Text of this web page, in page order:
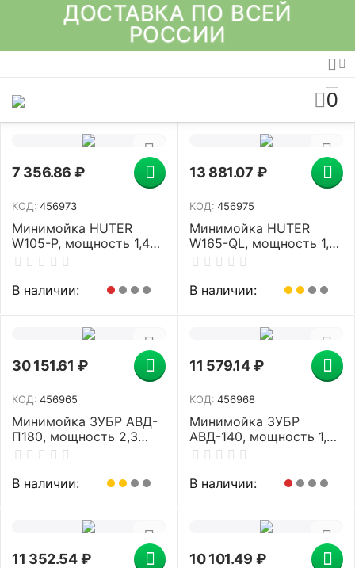
ДОСТАВКА ПО ВСЕЙ
РОССИИ
0
7 356.86 ₽
КОД: 456973
Минимойка HUTER
W105-Р, мощность 1,4
кВт, давление 105 бар,
В наличии:
13 881.07 ₽
КОД: 456975
Минимойка HUTER
W165-QL, мощность 1,9
кВт, давление 165 бар,
В наличии:
30 151.61 ₽
КОД: 456965
Минимойка ЗУБР АВД-
П180, мощность 2,3
кВт, давление 180 бар,
В наличии:
11 579.14 ₽
КОД: 456968
Минимойка ЗУБР
АВД-140, мощность 1,7
кВт, давление 140 бар,
В наличии:
11 352.54 ₽ 10 101.49 ₽